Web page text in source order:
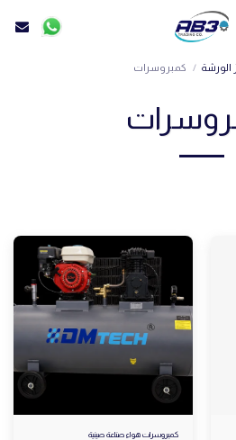
الورشة كمبروسرات
كمبروسرات هواء صناعة صينية